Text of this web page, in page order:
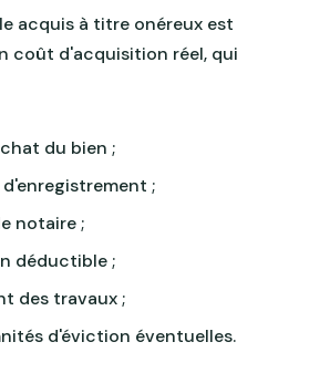
acquis à titre onéreux est
coût d'acquisition réel, qui
du bien ;
;
notaire ;
déductible ;
des travaux ;
d'éviction éventuelles.